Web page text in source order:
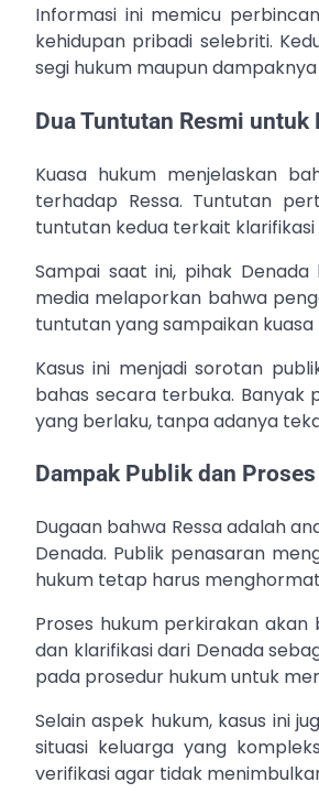
Informasi ini memicu
kehidupan pribadi selebriti.
segi hukum maupun
Dua Tuntutan Resmi untuk
Kuasa hukum menjelaskan
terhadap Ressa. Tuntutan
tuntutan kedua terkait
Sampai saat ini, pihak
media melaporkan bahwa
tuntutan yang sampaikan kuasa
Kasus ini menjadi sorotan
bahas secara terbuka. Banyak
yang berlaku, tanpa adanya
Dampak Publik dan
Dugaan bahwa Ressa adalah
Denada. Publik penasaran
hukum tetap harus
Proses hukum perkirakan
dan klarifikasi dari Denada
pada prosedur hukum untuk
Selain aspek hukum, kasus ini
situasi keluarga yang
verifikasi agar tidak